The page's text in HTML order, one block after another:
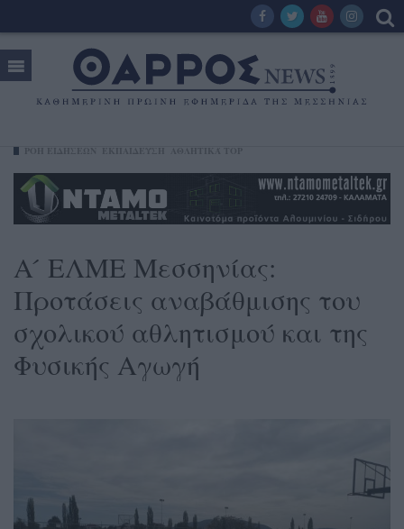
Α ́ ΕΛΜΕ Μεσσηνίας:
Προτάσεις αναβάθμισης του
σχολικού αθλητισμού και της
Φυσικής Αγωγή